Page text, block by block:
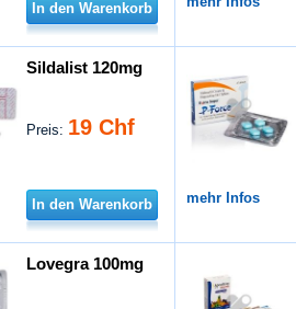
In den Warenkorb
Sildalist 120mg
Preis: 19 Chf
In den Warenkorb mehr Infos
Lovegra 100mg